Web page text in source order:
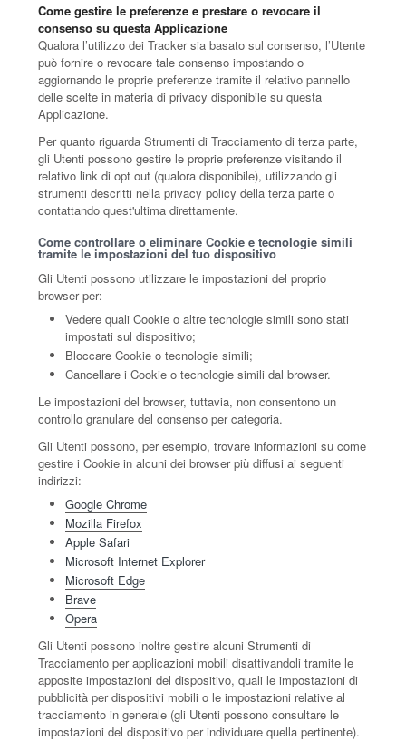
Come gestire le preferenze e prestare o revocare il
consenso su questa Applicazione
Qualora l’utilizzo dei Tracker sia basato sul consenso, l’Utente
può fornire o revocare tale consenso impostando o
aggiornando le proprie preferenze tramite il relativo pannello
delle scelte in materia di privacy disponibile su questa
Applicazione.
Per quanto riguarda Strumenti di Tracciamento di terza parte,
gli Utenti possono gestire le proprie preferenze visitando il
relativo link di opt out (qualora disponibile), utilizzando gli
strumenti descritti nella privacy policy della terza parte o
contattando quest'ultima direttamente.
Come controllare o eliminare Cookie e tecnologie simili
tramite le impostazioni del tuo dispositivo
Gli Utenti possono utilizzare le impostazioni del proprio
browser per:
Vedere quali Cookie o altre tecnologie simili sono stati
impostati sul dispositivo;
Bloccare Cookie o tecnologie simili;
Cancellare i Cookie o tecnologie simili dal browser.
Le impostazioni del browser, tuttavia, non consentono un
controllo granulare del consenso per categoria.
Gli Utenti possono, per esempio, trovare informazioni su come
gestire i Cookie in alcuni dei browser più diffusi ai seguenti
indirizzi:
Google Chrome
Mozilla Firefox
Apple Safari
Microsoft Internet Explorer
Microsoft Edge
Brave
Opera
Gli Utenti possono inoltre gestire alcuni Strumenti di
Tracciamento per applicazioni mobili disattivandoli tramite le
apposite impostazioni del dispositivo, quali le impostazioni di
pubblicità per dispositivi mobili o le impostazioni relative al
tracciamento in generale (gli Utenti possono consultare le
impostazioni del dispositivo per individuare quella pertinente).